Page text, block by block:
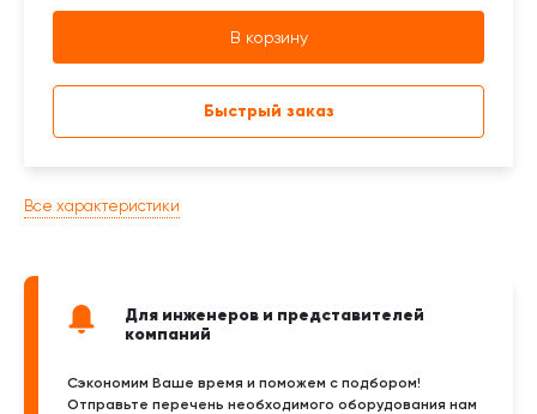
Все характеристики
Для инженеров и представителей
компаний
Сэкономим Ваше время и поможем с подбором!
Отправьте перечень необходимого оборудования нам
В корзину
Быстрый заказ